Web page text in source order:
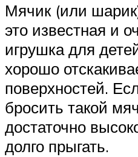
Мячик (или
это известная и
игрушка для
хорошо
поверхностей.
бросить такой
достаточно
долго прыгать.